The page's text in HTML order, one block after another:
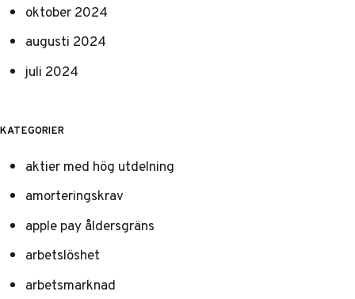
oktober 2024
augusti 2024
juli 2024
KATEGORIER
aktier med hög utdelning
amorteringskrav
apple pay åldersgräns
arbetslöshet
arbetsmarknad